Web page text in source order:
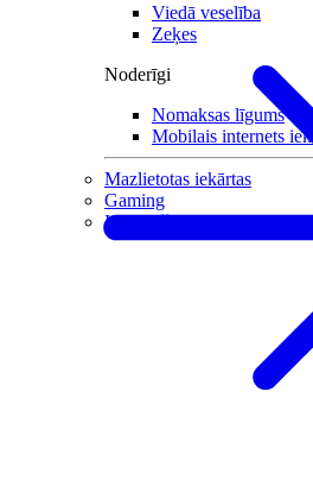
Viedā veselība
Zeķes
Noderīgi
Nomaksas līgums
Mobilais internets
Mazlietotas iekārtas
Gaming
Izpārdošana